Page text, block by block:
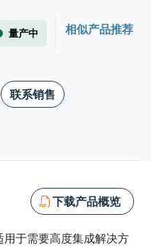
量产中 相似产品推荐
联系销售
下载产品概览
于需要高度集成解决方